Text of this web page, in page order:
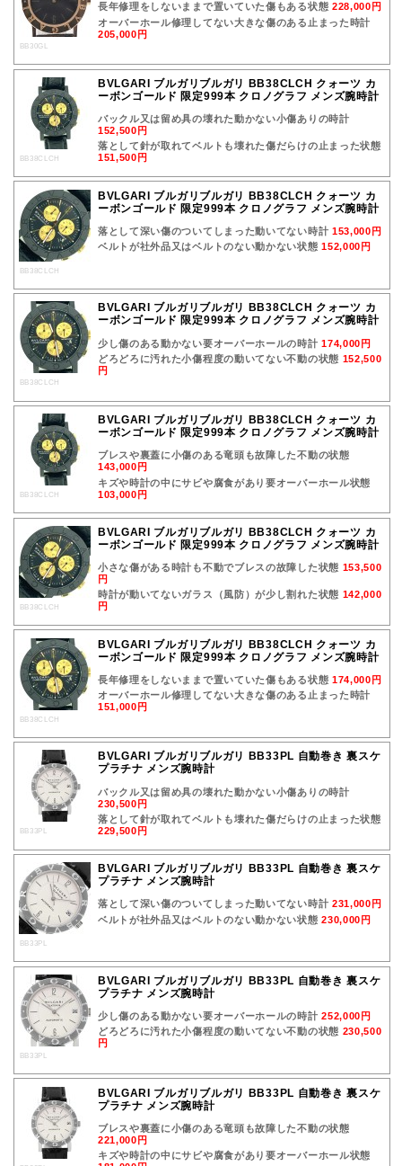
BB30GL
長年修理をしないままで置いていた傷もある状態 228,000円
オーバーホール修理してない大きな傷のある止まった時計
205,000円
BB38CLCH
BVLGARI ブルガリブルガリ BB38CLCH クォーツ カ
ーボンゴールド 限定999本 クロノグラフ メンズ腕時計
バックル又は留め具の壊れた動かない小傷ありの時計
152,500円
落として針が取れてベルトも壊れた傷だらけの止まった状態
151,500円
BB38CLCH
BVLGARI ブルガリブルガリ BB38CLCH クォーツ カ
ーボンゴールド 限定999本 クロノグラフ メンズ腕時計
落として深い傷のついてしまった動いてない時計 153,000円
ベルトが社外品又はベルトのない動かない状態152,000円
BB38CLCH
BVLGARI ブルガリブルガリ BB38CLCH クォーツ カ
ーボンゴールド 限定999本 クロノグラフ メンズ腕時計
少し傷のある動かない要オーバーホールの時計174,000円
どろどろに汚れた小傷程度の動いてない不動の状態 152,500
円
BB38CLCH
BVLGARI ブルガリブルガリ BB38CLCH クォーツ カ
ーボンゴールド 限定999本 クロノグラフ メンズ腕時計
ブレスや裏蓋に小傷のある竜頭も故障した不動の状態
143,000円
キズや時計の中にサビや腐食があり要オーバーホール状態
103,000円
BB38CLCH
BVLGARI ブルガリブルガリ BB38CLCH クォーツ カ
ーボンゴールド 限定999本 クロノグラフ メンズ腕時計
小さな傷がある時計も不動でブレスの故障した状態 153,500
円
時計が動いてないガラス（風防）が少し割れた状態 142,000
円
BB38CLCH
BVLGARI ブルガリブルガリ BB38CLCH クォーツ カ
ーボンゴールド 限定999本 クロノグラフ メンズ腕時計
長年修理をしないままで置いていた傷もある状態 174,000円
オーバーホール修理してない大きな傷のある止まった時計
151,000円
BB33PL
BVLGARI ブルガリブルガリ BB33PL 自動巻き 裏スケ
プラチナ メンズ腕時計
バックル又は留め具の壊れた動かない小傷ありの時計
230,500円
落として針が取れてベルトも壊れた傷だらけの止まった状態
229,500円
BB33PL
BVLGARI ブルガリブルガリ BB33PL 自動巻き 裏スケ
プラチナ メンズ腕時計
落として深い傷のついてしまった動いてない時計 231,000円
ベルトが社外品又はベルトのない動かない状態230,000円
BB33PL
BVLGARI ブルガリブルガリ BB33PL 自動巻き 裏スケ
プラチナ メンズ腕時計
少し傷のある動かない要オーバーホールの時計252,000円
どろどろに汚れた小傷程度の動いてない不動の状態 230,500
円
BVLGARI ブルガリブルガリ BB33PL 自動巻き 裏スケ
プラチナ メンズ腕時計
ブレスや裏蓋に小傷のある竜頭も故障した不動の状態
221,000円
キズや時計の中にサビや腐食があり要オーバーホール状態